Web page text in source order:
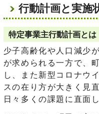
行動計画と実施
特定事業主行動計画とは
少子高齢化や人口減少
が求められる一方で、
し、また新型コロナウ
スの在り方が大きく見
日々多くの課題に直面